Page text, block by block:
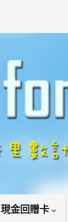
現金回贈卡